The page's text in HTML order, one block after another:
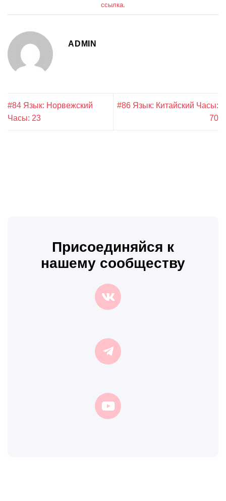
ссылка
ADMIN
#84 Язык: Норвежский
Часы: 23
#86 Язык: Китайский Часы:
70
Присоединяйся к
нашему сообществу